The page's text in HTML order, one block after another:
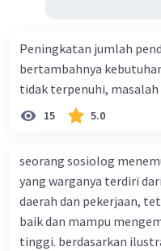
Peningkatan jumlah
bertambahnya
tidak terpenuhi, masalah
15 5.0
seorang sosiolog
yang warganya terdiri
daerah dan pekerjaan,
baik dan mampu
tinggi. berdasarkan